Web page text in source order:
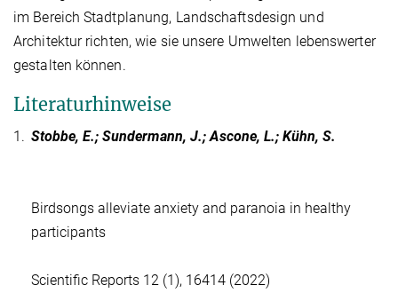
im Bereich Stadtplanung, Landschaftsdesign und
Architektur richten, wie sie unsere Umwelten lebenswerter
gestalten können.
Literaturhinweise
1. Stobbe, E.; Sundermann, J.; Ascone, L.; Kühn, S.
Birdsongs alleviate anxiety and paranoia in healthy
participants
Scientific Reports 12 (1), 16414 (2022)